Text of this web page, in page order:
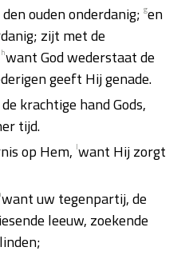
ouden onderdanig; gen
zijt met de
hwant God wederstaat de
geeft Hij genade.
krachtige hand Gods,
tijd.
op Hem, lwant Hij zorgt
want uw tegenpartij, de
leeuw, zoekende